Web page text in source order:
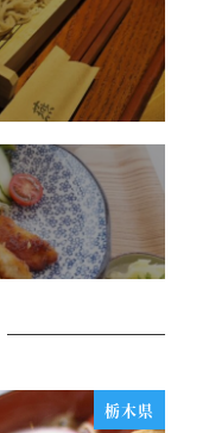
栃木県